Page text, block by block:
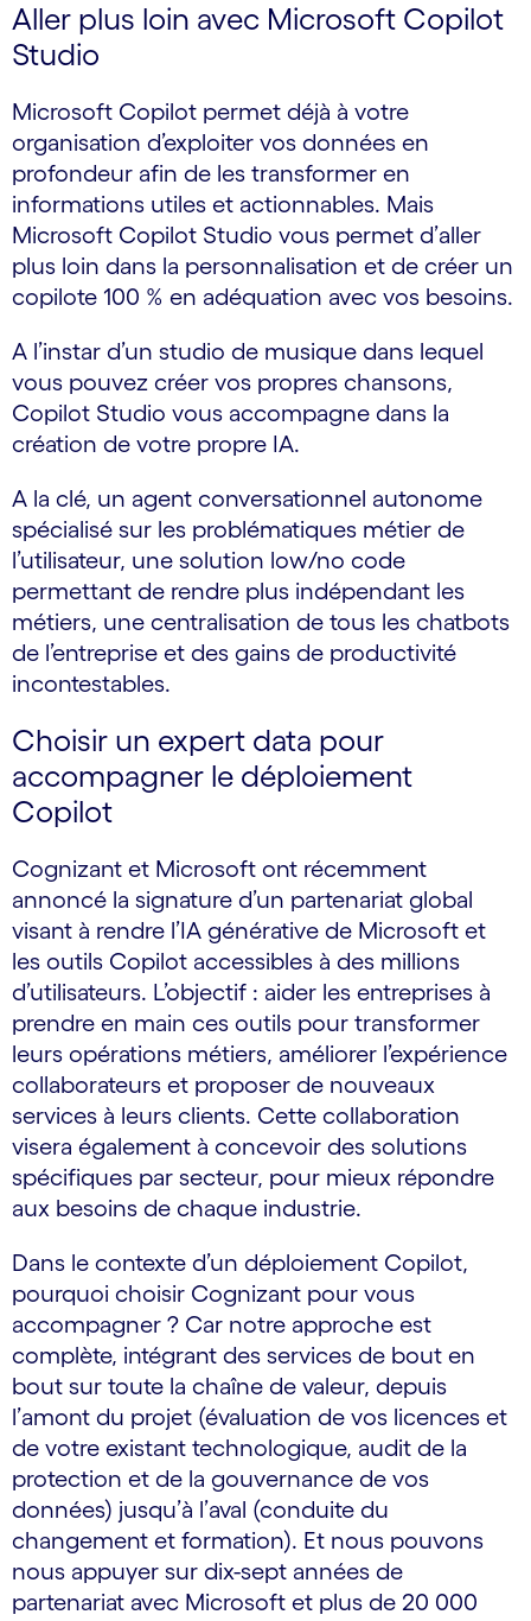
Aller plus loin avec Microsoft Copilot
Studio
Microsoft Copilot permet déjà à votre
organisation d’exploiter vos données en
profondeur afin de les transformer en
informations utiles et actionnables. Mais
Microsoft Copilot Studio vous permet d’aller
plus loin dans la personnalisation et de créer un
copilote 100 % en adéquation avec vos besoins.
A l’instar d’un studio de musique dans lequel
vous pouvez créer vos propres chansons,
Copilot Studio vous accompagne dans la
création de votre propre IA.
A la clé, un agent conversationnel autonome
spécialisé sur les problématiques métier de
l’utilisateur, une solution low/no code
permettant de rendre plus indépendant les
métiers, une centralisation de tous les chatbots
de l’entreprise et des gains de productivité
incontestables.
Choisir un expert data pour
accompagner le déploiement
Copilot
Cognizant et Microsoft ont récemment
annoncé la signature d’un partenariat global
visant à rendre l’IA générative de Microsoft et
les outils Copilot accessibles à des millions
d’utilisateurs. L’objectif : aider les entreprises à
prendre en main ces outils pour transformer
leurs opérations métiers, améliorer l’expérience
collaborateurs et proposer de nouveaux
services à leurs clients. Cette collaboration
visera également à concevoir des solutions
spécifiques par secteur, pour mieux répondre
aux besoins de chaque industrie.
Dans le contexte d’un déploiement Copilot,
pourquoi choisir Cognizant pour vous
accompagner ? Car notre approche est
complète, intégrant des services de bout en
bout sur toute la chaîne de valeur, depuis
l’amont du projet (évaluation de vos licences et
de votre existant technologique, audit de la
protection et de la gouvernance de vos
données) jusqu’à l’aval (conduite du
changement et formation). Et nous pouvons
nous appuyer sur dix-sept années de
partenariat avec Microsoft et plus de 20 000